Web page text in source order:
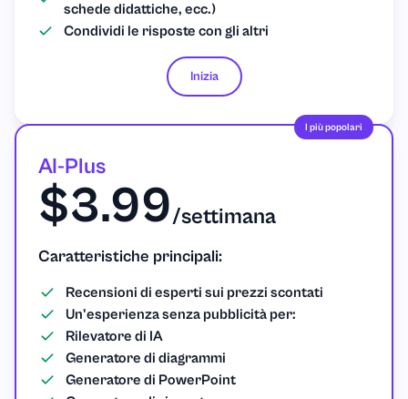
schede didattiche, ecc.)
Condividi le risposte con gli altri
Inizia
I più popolari
AI-Plus
$3.99/settimana
Caratteristiche principali:
Recensioni di esperti sui prezzi scontati
Un'esperienza senza pubblicità per:
Rilevatore di IA
Generatore di diagrammi
Generatore di PowerPoint